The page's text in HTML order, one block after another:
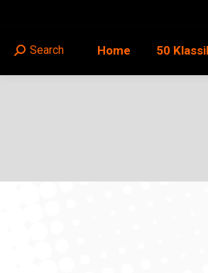
Home 50
Search:
Search